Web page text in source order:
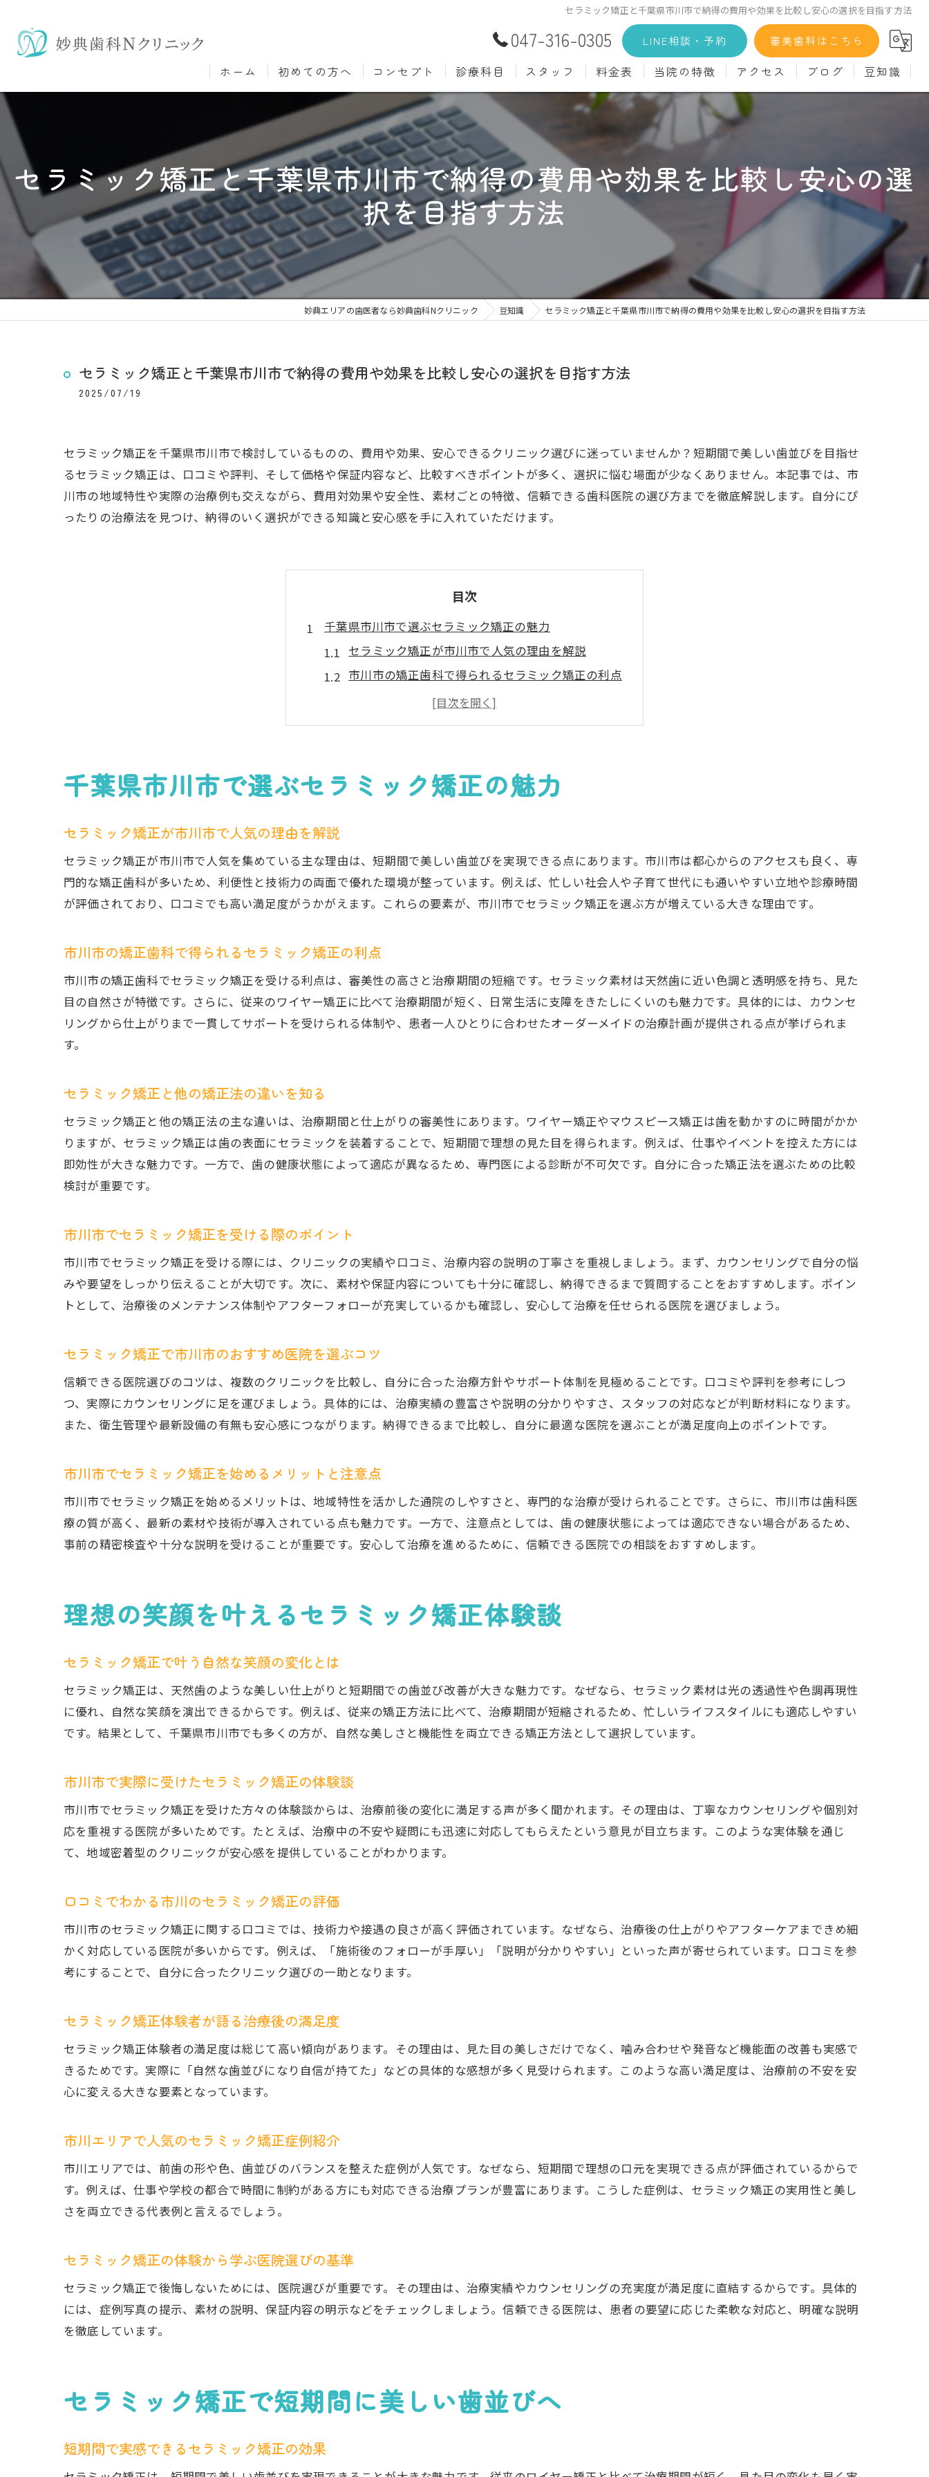
セラミック矯正と千葉県市川市で納得の費用や効果を比較し安心の選択を目指す方法
047-316-0305 LINE相談・予約 審美歯科はこちら
ホーム 初めての方へ コンセプト 診療科目
むし歯治療 予防歯科
小児歯科 入れ歯(義歯)
口腔外科 歯周病治療
ホワイトニング
親知らず
大人の矯正 子どもの矯正
スタッフ 料金表
材料詳細
自費診療料金
当院の特徴
マウスピース矯正
インプラント
セラミック
施設基準
アクセス ブログ 豆知識
セラミック矯正と千葉県市川市で納得の費用や効果を比較し安心の選
択を目指す方法
妙典エリアの歯医者なら妙典歯科Nクリニック 豆知識 セラミック矯正と千葉県市川市で納得の費用や効果を比較し安心の選択を目指す方法
セラミック矯正と千葉県市川市で納得の費用や効果を比較し安心の選択を目指す方法
2025/07/19
セラミック矯正を千葉県市川市で検討しているものの、費用や効果、安心できるクリニック選びに迷っていませんか？短期間で美しい歯並びを目指せ
るセラミック矯正は、口コミや評判、そして価格や保証内容など、比較すべきポイントが多く、選択に悩む場面が少なくありません。本記事では、市
川市の地域特性や実際の治療例も交えながら、費用対効果や安全性、素材ごとの特徴、信頼できる歯科医院の選び方までを徹底解説します。自分にぴ
ったりの治療法を見つけ、納得のいく選択ができる知識と安心感を手に入れていただけます。
目次
千葉県市川市で選ぶセラミック矯正の魅力
セラミック矯正が市川市で人気の理由を解説
市川市の矯正歯科で得られるセラミック矯正の利点
セラミック矯正と他の矯正法の違いを知る
市川市でセラミック矯正を受ける際のポイント
市川市でセラミック矯正を始めるメリットと注意点
理想の笑顔を叶えるセラミック矯正体験談
口コミでわかる市川のセラミック矯正の評価
セラミック矯正体験者が語る治療後の満足度
セラミック矯正で短期間に美しい歯並びへ
短期間で実感できるセラミック矯正の効果
市川市で早く美しい歯並びを目指す方法
女性に人気のセラミック矯正とは何か
セラミック矯正が女性に選ばれる理由とは
セラミック矯正で実現する美しい口元づくり
女性目線で見るセラミック矯正の魅力
セラミック矯正で叶える自信あふれる笑顔
セラミック矯正の費用対効果を徹底解説
コストパフォーマンスで選ぶセラミック矯正
市川市の歯医者で費用と効果を賢く見極める
セラミック矯正の料金体系と注意点を解説
費用対効果を高めるセラミック矯正の選び方
安心して受けたいセラミック矯正の選び方
セラミック矯正を安心して受けるための基準
信頼できる矯正歯科医院の見極め方
市川市で安心感のあるセラミック矯正を選ぶ
安心して相談できるセラミック矯正医院の選択肢
セラミック矯正の信頼度を左右する要素とは
実績豊富な市川市の矯正歯科の選び方
専門性と技術力で選ぶセラミック矯正医院
信頼できるセラミック矯正の相談方法
自分に合ったセラミック矯正を見極める方法
セラミック矯正が自分に合うか判断する基準
市川市で自分に最適な矯正方法を選ぶコツ
ライフスタイルに合わせたセラミック矯正選び
納得できるセラミック矯正を見つけるステップ
千葉県市川市で選ぶセラミック矯正の魅力
セラミック矯正が市川市で人気の理由を解説
セラミック矯正が市川市で人気を集めている主な理由は、短期間で美しい歯並びを実現できる点にあります。市川市は都心からのアクセスも良く、専
門的な矯正歯科が多いため、利便性と技術力の両面で優れた環境が整っています。例えば、忙しい社会人や子育て世代にも通いやすい立地や診療時間
が評価されており、口コミでも高い満足度がうかがえます。これらの要素が、市川市でセラミック矯正を選ぶ方が増えている大きな理由です。
市川市の矯正歯科で得られるセラミック矯正の利点
市川市の矯正歯科でセラミック矯正を受ける利点は、審美性の高さと治療期間の短縮です。セラミック素材は天然歯に近い色調と透明感を持ち、見た
目の自然さが特徴です。さらに、従来のワイヤー矯正に比べて治療期間が短く、日常生活に支障をきたしにくいのも魅力です。具体的には、カウンセ
リングから仕上がりまで一貫してサポートを受けられる体制や、患者一人ひとりに合わせたオーダーメイドの治療計画が提供される点が挙げられま
す。
セラミック矯正と他の矯正法の違いを知る
セラミック矯正と他の矯正法の主な違いは、治療期間と仕上がりの審美性にあります。ワイヤー矯正やマウスピース矯正は歯を動かすのに時間がかか
りますが、セラミック矯正は歯の表面にセラミックを装着することで、短期間で理想の見た目を得られます。例えば、仕事やイベントを控えた方には
即効性が大きな魅力です。一方で、歯の健康状態によって適応が異なるため、専門医による診断が不可欠です。自分に合った矯正法を選ぶための比較
検討が重要です。
市川市でセラミック矯正を受ける際のポイント
市川市でセラミック矯正を受ける際には、クリニックの実績や口コミ、治療内容の説明の丁寧さを重視しましょう。まず、カウンセリングで自分の悩
みや要望をしっかり伝えることが大切です。次に、素材や保証内容についても十分に確認し、納得できるまで質問することをおすすめします。ポイン
トとして、治療後のメンテナンス体制やアフターフォローが充実しているかも確認し、安心して治療を任せられる医院を選びましょう。
セラミック矯正で市川市のおすすめ医院を選ぶコツ
信頼できる医院選びのコツは、複数のクリニックを比較し、自分に合った治療方針やサポート体制を見極めることです。口コミや評判を参考にしつ
つ、実際にカウンセリングに足を運びましょう。具体的には、治療実績の豊富さや説明の分かりやすさ、スタッフの対応などが判断材料になります。
また、衛生管理や最新設備の有無も安心感につながります。納得できるまで比較し、自分に最適な医院を選ぶことが満足度向上のポイントです。
市川市でセラミック矯正を始めるメリットと注意点
市川市でセラミック矯正を始めるメリットは、地域特性を活かした通院のしやすさと、専門的な治療が受けられることです。さらに、市川市は歯科医
療の質が高く、最新の素材や技術が導入されている点も魅力です。一方で、注意点としては、歯の健康状態によっては適応できない場合があるため、
事前の精密検査や十分な説明を受けることが重要です。安心して治療を進めるために、信頼できる医院での相談をおすすめします。
理想の笑顔を叶えるセラミック矯正体験談
セラミック矯正で叶う自然な笑顔の変化とは
セラミック矯正は、天然歯のような美しい仕上がりと短期間での歯並び改善が大きな魅力です。なぜなら、セラミック素材は光の透過性や色調再現性
に優れ、自然な笑顔を演出できるからです。例えば、従来の矯正方法に比べて、治療期間が短縮されるため、忙しいライフスタイルにも適応しやすい
です。結果として、千葉県市川市でも多くの方が、自然な美しさと機能性を両立できる矯正方法として選択しています。
市川市で実際に受けたセラミック矯正の体験談
市川市でセラミック矯正を受けた方々の体験談からは、治療前後の変化に満足する声が多く聞かれます。その理由は、丁寧なカウンセリングや個別対
応を重視する医院が多いためです。たとえば、治療中の不安や疑問にも迅速に対応してもらえたという意見が目立ちます。このような実体験を通じ
て、地域密着型のクリニックが安心感を提供していることがわかります。
口コミでわかる市川のセラミック矯正の評価
市川市のセラミック矯正に関する口コミでは、技術力や接遇の良さが高く評価されています。なぜなら、治療後の仕上がりやアフターケアまできめ細
かく対応している医院が多いからです。例えば、「施術後のフォローが手厚い」「説明が分かりやすい」といった声が寄せられています。口コミを参
考にすることで、自分に合ったクリニック選びの一助となります。
セラミック矯正体験者が語る治療後の満足度
セラミック矯正体験者の満足度は総じて高い傾向があります。その理由は、見た目の美しさだけでなく、噛み合わせや発音など機能面の改善も実感で
きるためです。実際に「自然な歯並びになり自信が持てた」などの具体的な感想が多く見受けられます。このような高い満足度は、治療前の不安を安
心に変える大きな要素となっています。
市川エリアで人気のセラミック矯正症例紹介
市川エリアでは、前歯の形や色、歯並びのバランスを整えた症例が人気です。なぜなら、短期間で理想の口元を実現できる点が評価されているからで
す。例えば、仕事や学校の都合で時間に制約がある方にも対応できる治療プランが豊富にあります。こうした症例は、セラミック矯正の実用性と美し
さを両立できる代表例と言えるでしょう。
セラミック矯正の体験から学ぶ医院選びの基準
セラミック矯正で後悔しないためには、医院選びが重要です。その理由は、治療実績やカウンセリングの充実度が満足度に直結するからです。具体的
には、症例写真の提示、素材の説明、保証内容の明示などをチェックしましょう。信頼できる医院は、患者の要望に応じた柔軟な対応と、明確な説明
を徹底しています。
セラミック矯正で短期間に美しい歯並びへ
短期間で実感できるセラミック矯正の効果